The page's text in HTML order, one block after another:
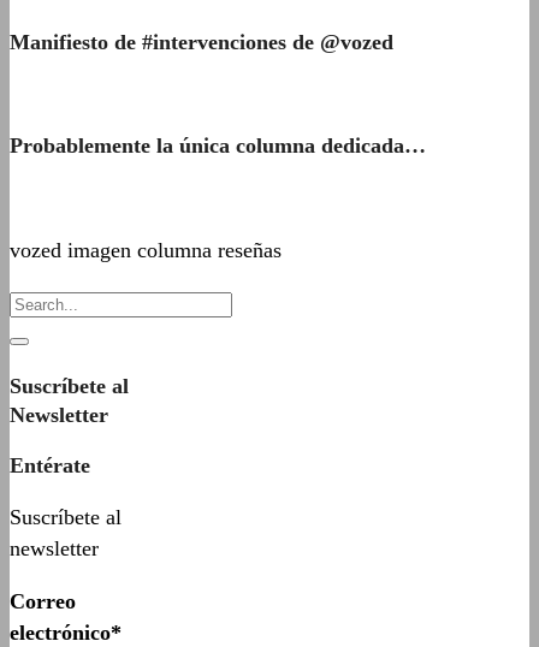
Manifiesto de #intervenciones de @vozed
Probablemente la única columna dedicada…
vozed imagen columna reseñas
Suscríbete al
Newsletter
Entérate
Suscríbete al
newsletter
Correo
electrónico*